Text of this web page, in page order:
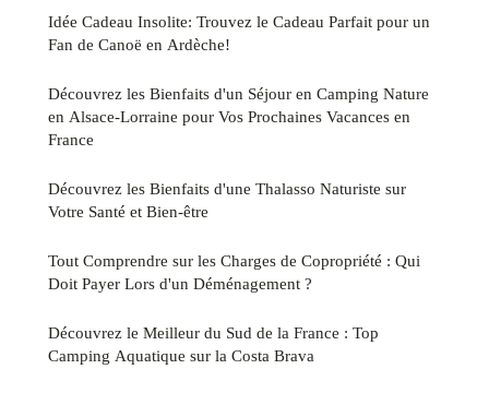
Idée Cadeau Insolite: Trouvez le Cadeau Parfait pour un
Fan de Canoë en Ardèche!
Découvrez les Bienfaits d'un Séjour en Camping Nature
en Alsace-Lorraine pour Vos Prochaines Vacances en
France
Découvrez les Bienfaits d'une Thalasso Naturiste sur
Votre Santé et Bien-être
Tout Comprendre sur les Charges de Copropriété : Qui
Doit Payer Lors d'un Déménagement ?
Découvrez le Meilleur du Sud de la France : Top
Camping Aquatique sur la Costa Brava